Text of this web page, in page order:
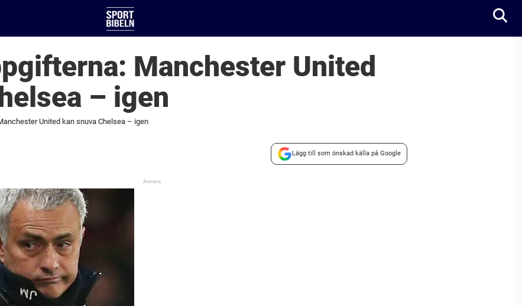
Manchester United
– igen
United kan snuva Chelsea – igen
Lägg till som önskad källa på Google